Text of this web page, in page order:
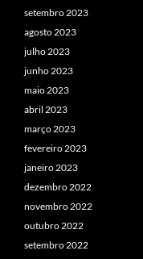
setembro 2023
agosto 2023
julho 2023
junho 2023
maio 2023
abril 2023
março 2023
fevereiro 2023
janeiro 2023
dezembro 2022
novembro 2022
outubro 2022
setembro 2022